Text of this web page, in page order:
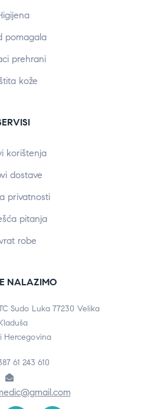
pomagala
prehrani
kože
korištenja
dostave
privatnosti
pitanja
robe
NALAZIMO
Sudo Luka 77230 Velika
Hercegovina
61 243 610